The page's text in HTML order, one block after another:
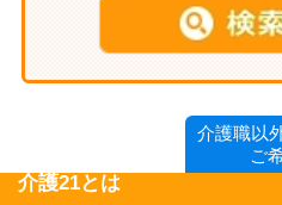
介護職以
ご
介護21とは